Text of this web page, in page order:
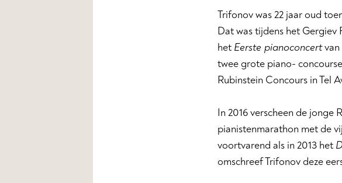
Trifonov was 22 jaar oud
Dat was tijdens het Gergiev
het Eerste pianoconcertvan
twee grote piano-
Rubinstein Concours in Tel
In 2016 verscheen de jonge
pianistenmarathon met de
voortvarend als in 2013 het
omschreef Trifonov deze